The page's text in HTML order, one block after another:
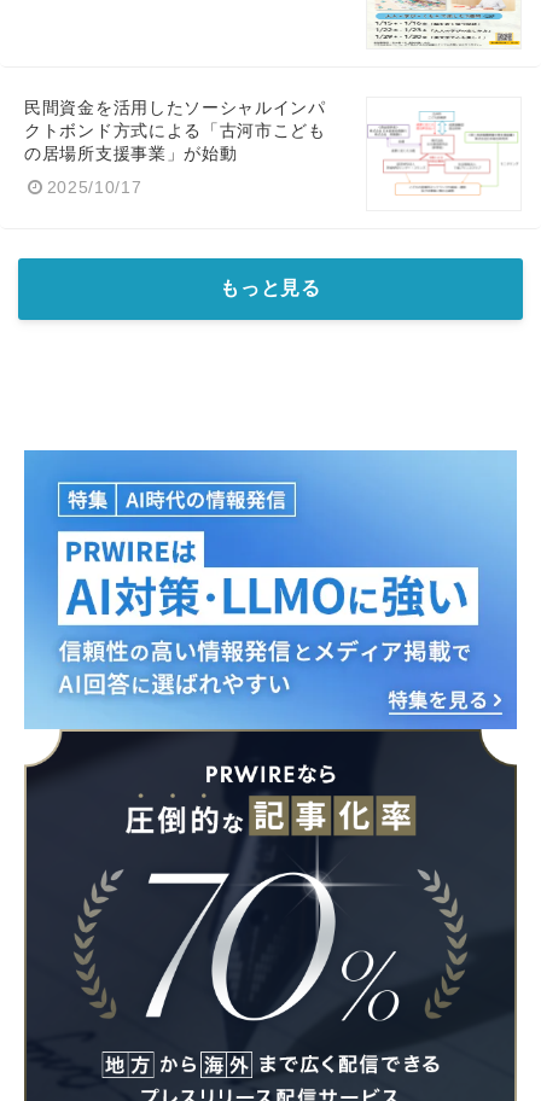
民間資金を活用したソーシャルインパ
クトボンド方式による「古河市こども
の居場所支援事業」が始動
2025/10/17
もっと見る